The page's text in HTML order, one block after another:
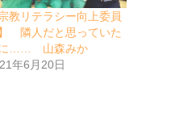
宗教リテラシー向上委員
隣人だと思っていた
…… 山森みか
年6月20日